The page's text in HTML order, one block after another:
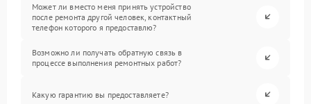
Может ли вместо меня принять устройство
после ремонта другой человек, контактный
телефон которого я предоставлю?
Возможно ли получать обратную связь в
процессе выполнения ремонтных работ?
Какую гарантию вы предоставляете?